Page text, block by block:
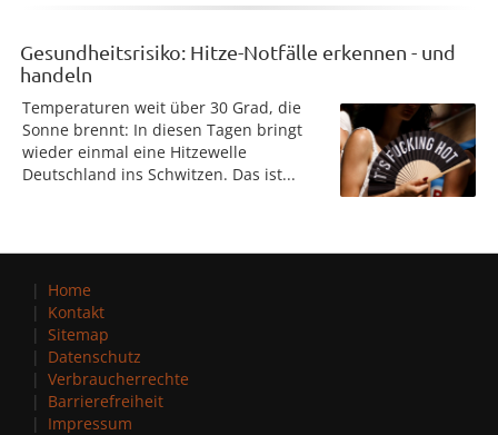
Gesundheitsrisiko: Hitze-Notfälle erkennen - und
handeln
Temperaturen weit über 30 Grad, die
Sonne brennt: In diesen Tagen bringt
wieder einmal eine Hitzewelle
Deutschland ins Schwitzen. Das ist...
Home
Kontakt
Sitemap
Datenschutz
Verbraucherrechte
Barrierefreiheit
Impressum